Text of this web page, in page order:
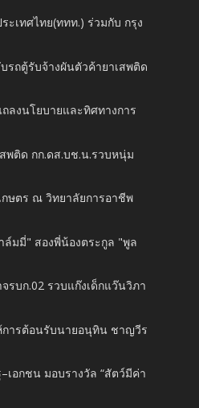
ะเทศไทย(ททท.) ร่วมกับ กรุง
รถตู้รับจ้างผันตัวค้ายาเสพติด
ลงนโยบายและทิศทางการ
พติด กก.ดส.บช.น.รวบหนุ่ม
กษตร ณ วิทยาลัยการอาชีพ
มมี่" สองพี่น้องตระกูล "พูล
รบก.02 รวบแก๊งเด็กแว๊นวิภา
การต้อนรับนายอนุทิน ชาญวีร
เอกชน มอบรางวัล “สัตว์มีค่า